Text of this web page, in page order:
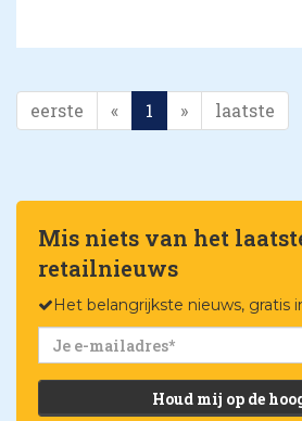
eerste « 1 » laatste
Mis niets van het
retailnieuws
Het belangrijkste nieuws, gratis
Houd mij op de